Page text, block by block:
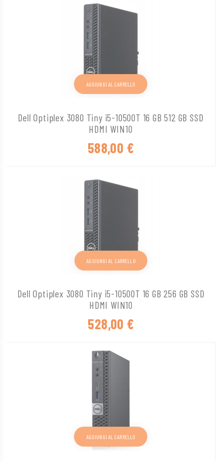
Dell Optiplex 3080 Tiny i5-10500T 16 GB 512 GB SSD
HDMI WIN10
588,00 €
AGGIUNGI AL CARRELLO
Dell Optiplex 3080 Tiny i5-10500T 16 GB 256 GB SSD
HDMI WIN10
528,00 €
AGGIUNGI AL CARRELLO
AGGIUNGI AL CARRELLO